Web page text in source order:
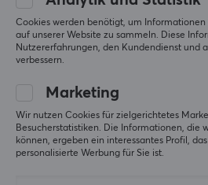
Crusher 540 Active
Over-Ear Kabelloses
Headset - Grey
Cookies werden benötigt, um
auf unserer Website zu sammeln. Diese
Nutzererfahrungen, den Kundendienst und
verbessern.
Marketing
Wir nutzen Cookies für zielgerichtetes
Besucherstatistiken. Die Informationen, die
können, ergeben ein interessantes Profil,
personalisierte Werbung für Sie ist.